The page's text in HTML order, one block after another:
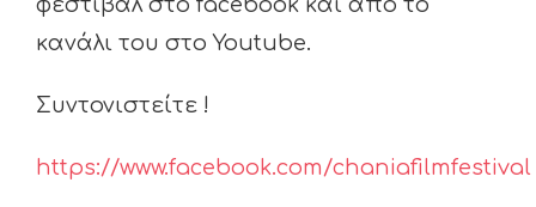
κανάλι του στο Youtube.
Συντονιστείτε !
https://www.facebook.com/chaniafilmfestival